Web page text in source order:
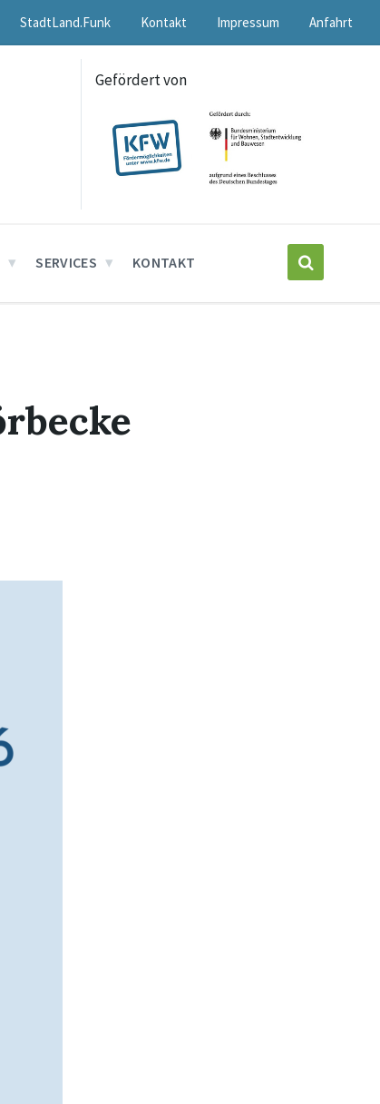
StadtLand.Funk Kontakt Impressum Anfahrt
Gefördert von
SERVICES KONTAKT